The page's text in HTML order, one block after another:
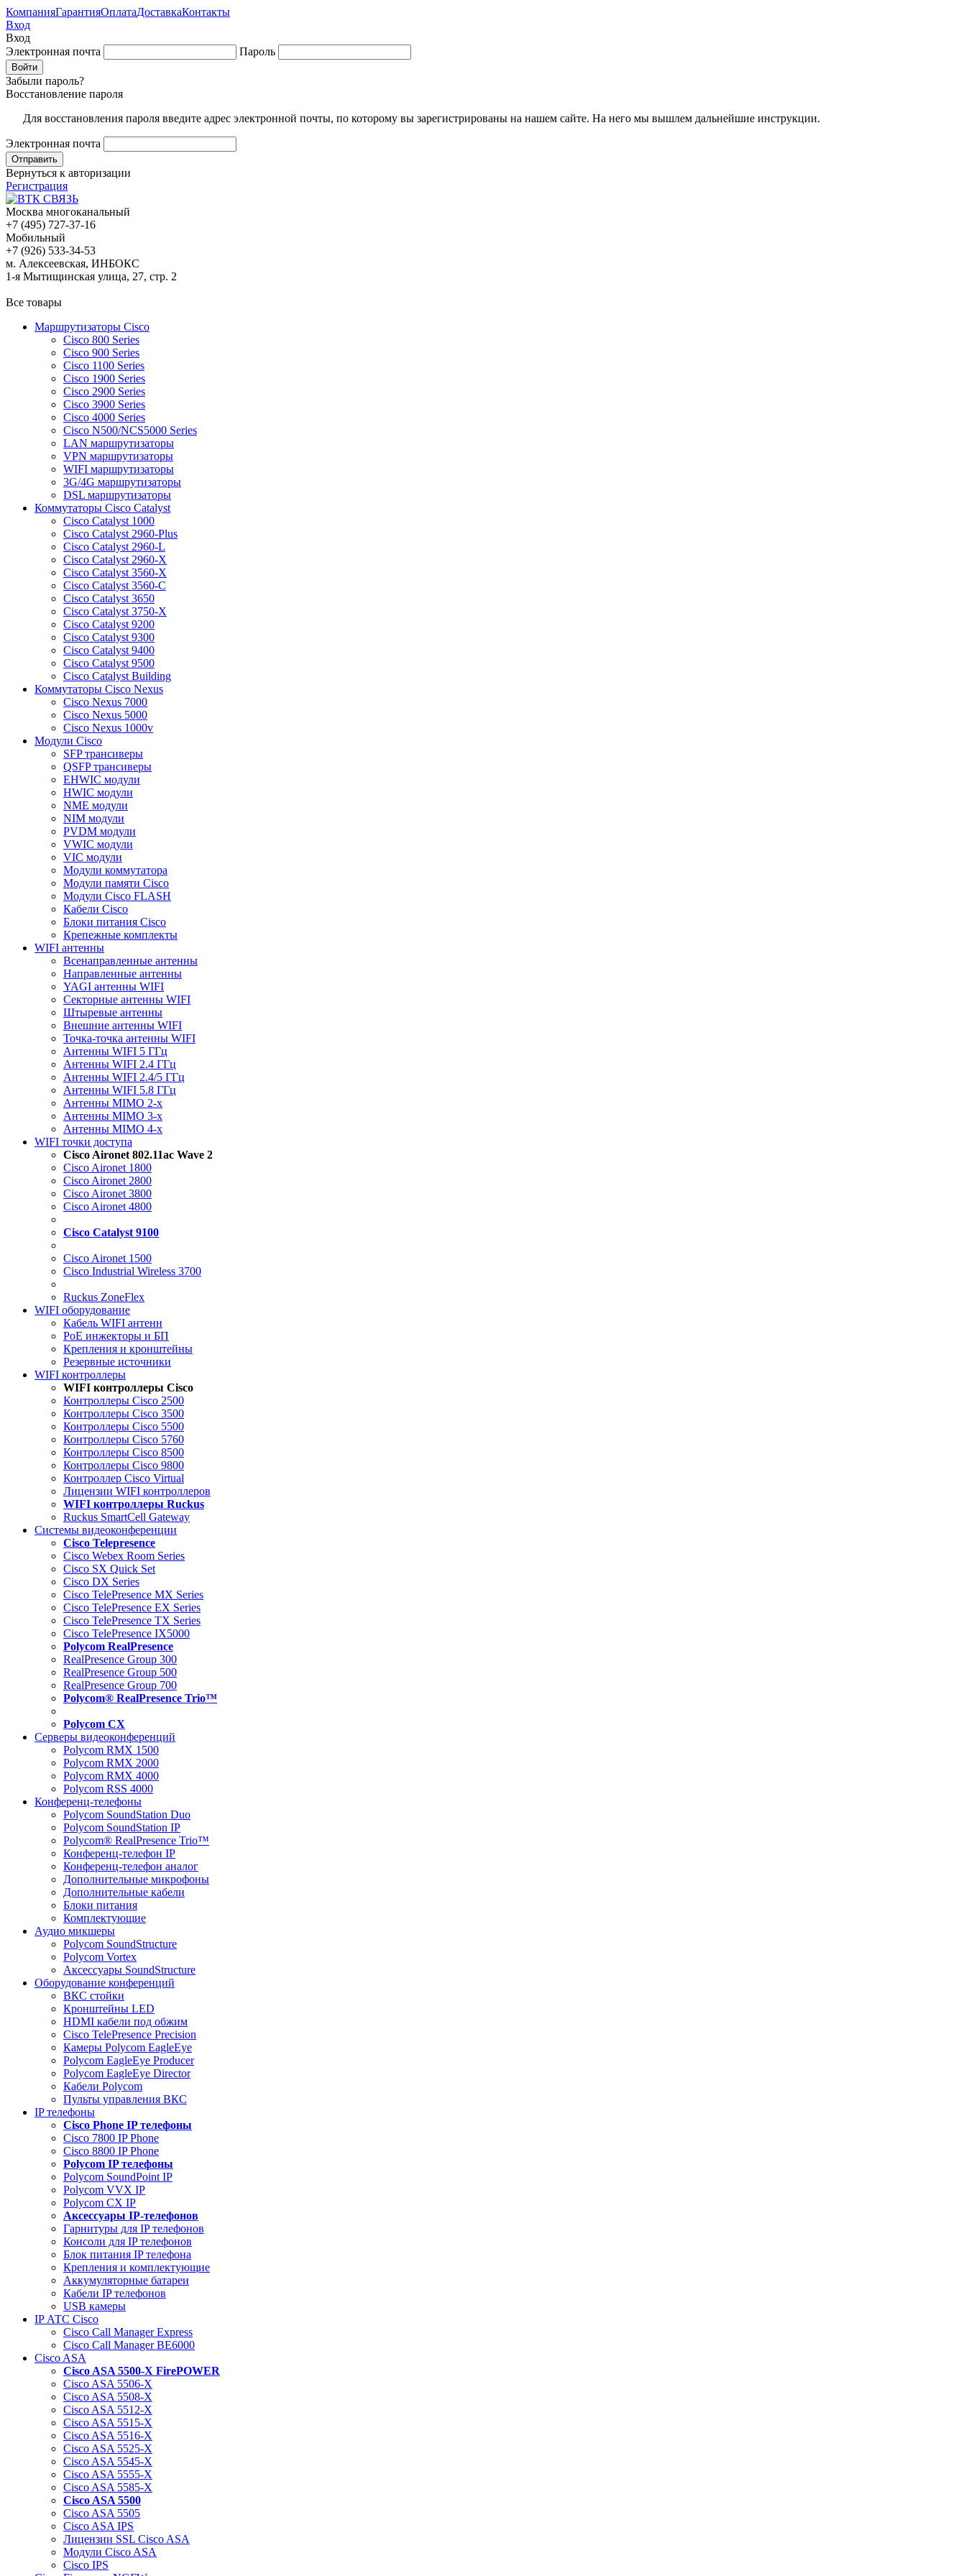
КомпанияГарантияОплатаДоставкаКонтакты
Вход
Вход
Электронная почта
Пароль
Забыли пароль?
Восстановление пароля
Для восстановления пароля введите адрес электронной почты, по которому вы зарегистрированы на нашем сайте. На него мы вышлем дальнейшие инструкции.
Электронная почта
Вернуться к авторизации
Регистрация
Москва многоканальный
+7 (495) 727-37-16
Мобильный
+7 (926) 533-34-53
м. Алексеевская, ИНБОКС
1-я Мытищинская улица, 27, стр. 2
Все товары
Маршрутизаторы Cisco
Cisco 800 Series
Cisco 900 Series
Cisco 1100 Series
Cisco 1900 Series
Cisco 2900 Series
Cisco 3900 Series
Cisco 4000 Series
Cisco N500/NCS5000 Series
LAN маршрутизаторы
VPN маршрутизаторы
WIFI маршрутизаторы
3G/4G маршрутизаторы
DSL маршрутизаторы
Коммутаторы Cisco Catalyst
Cisco Catalyst 1000
Cisco Catalyst 2960-Plus
Cisco Catalyst 2960-L
Cisco Catalyst 2960-X
Cisco Catalyst 3560-X
Cisco Catalyst 3560-C
Cisco Catalyst 3650
Cisco Catalyst 3750-X
Cisco Catalyst 9200
Cisco Catalyst 9300
Cisco Catalyst 9400
Cisco Catalyst 9500
Cisco Catalyst Building
Коммутаторы Cisco Nexus
Cisco Nexus 7000
Cisco Nexus 5000
Cisco Nexus 1000v
Модули Cisco
SFP трансиверы
QSFP трансиверы
EHWIC модули
HWIC модули
NME модули
NIM модули
PVDM модули
VWIC модули
VIC модули
Модули коммутатора
Модули памяти Cisco
Модули Cisco FLASH
Кабели Cisco
Блоки питания Cisco
Крепежные комплекты
WIFI антенны
Всенаправленные антенны
Направленные антенны
YAGI антенны WIFI
Секторные антенны WIFI
Штыревые антенны
Внешние антенны WIFI
Точка-точка антенны WIFI
Антенны WIFI 5 ГГц
Антенны WIFI 2.4 ГГц
Антенны WIFI 2.4/5 ГГц
Антенны WIFI 5.8 ГГц
Антенны MIMO 2-x
Антенны MIMO 3-x
Антенны MIMO 4-x
WIFI точки доступа
Cisco Aironet 802.11ac Wave 2
Cisco Aironet 1800
Cisco Aironet 2800
Cisco Aironet 3800
Cisco Aironet 4800
Cisco Catalyst 9100
Cisco Aironet 1500
Cisco Industrial Wireless 3700
Ruckus ZoneFlex
WIFI оборудование
Кабель WIFI антенн
PoE инжекторы и БП
Крепления и кронштейны
Резервные источники
WIFI контроллеры
WIFI контроллеры Cisco
Контроллеры Cisco 2500
Контроллеры Cisco 3500
Контроллеры Cisco 5500
Контроллеры Cisco 5760
Контроллеры Cisco 8500
Контроллеры Cisco 9800
Контроллер Cisco Virtual
Лицензии WIFI контроллеров
WIFI контроллеры Ruckus
Ruckus SmartCell Gateway
Системы видеоконференции
Cisco Telepresence
Cisco Webex Room Series
Cisco SX Quick Set
Cisco DX Series
Cisco TelePresence MX Series
Cisco TelePresence EX Series
Cisco TelePresence TX Series
Cisco TelePresence IX5000
Polycom RealPresence
RealPresence Group 300
RealPresence Group 500
RealPresence Group 700
Polycom® RealPresence Trio™
Polycom CX
Серверы видеоконференций
Polycom RMX 1500
Polycom RMX 2000
Polycom RMX 4000
Polycom RSS 4000
Конференц-телефоны
Polycom SoundStation Duo
Polycom SoundStation IP
Polycom® RealPresence Trio™
Конференц-телефон IP
Конференц-телефон аналог
Дополнительные микрофоны
Дополнительные кабели
Блоки питания
Комплектующие
Аудио микшеры
Polycom SoundStructure
Polycom Vortex
Аксессуары SoundStructure
Оборудование конференций
ВКС стойки
Кронштейны LED
HDMI кабели под обжим
Cisco TelePresence Precision
Камеры Polycom EagleEye
Polycom EagleEye Producer
Polycom EagleEye Director
Кабели Polycom
Пульты управления ВКС
IP телефоны
Сisco Phone IP телефоны
Cisco 7800 IP Phone
Cisco 8800 IP Phone
Polycom IP телефоны
Polycom SoundPoint IP
Polycom VVX IP
Polycom CX IP
Аксессуары IP-телефонов
Гарнитуры для IP телефонов
Консоли для IP телефонов
Блок питания IP телефона
Крепления и комплектующие
Аккумуляторные батареи
Кабели IP телефонов
USB камеры
IP АТС Cisco
Cisco Call Manager Express
Cisco Call Manager BE6000
Cisco ASA
Cisco ASA 5500-X FirePOWER
Cisco ASA 5506-X
Cisco ASA 5508-X
Cisco ASA 5512-X
Cisco ASA 5515-X
Cisco ASA 5516-X
Cisco ASA 5525-X
Cisco ASA 5545-X
Cisco ASA 5555-X
Cisco ASA 5585-X
Cisco ASA 5500
Cisco ASA 5505
Cisco ASA IPS
Лицензии SSL Cisco ASA
Модули Cisco ASA
Cisco IPS